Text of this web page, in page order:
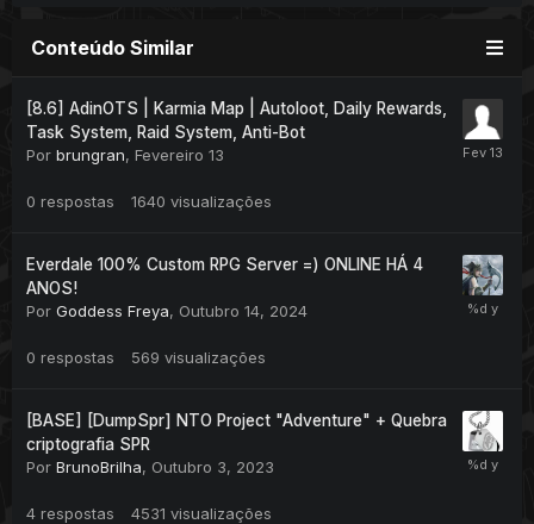
Conteúdo Similar
[8.6] AdinOTS | Karmia Map | Autoloot, Daily Rewards,
Task System, Raid System, Anti-Bot
Por brungran, Fevereiro 13
0 respostas 1640 visualizações
Everdale 100% Custom RPG Server =) ONLINE HÁ 4
ANOS!
Por Goddess Freya, Outubro 14, 2024
0 respostas 569 visualizações
[BASE] [DumpSpr] NTO Project "Adventure" + Quebra
criptografia SPR
Por BrunoBrilha, Outubro 3, 2023
4 respostas 4531 visualizações